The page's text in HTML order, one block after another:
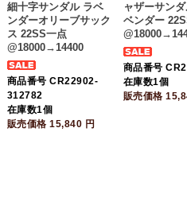
細十字サンダル ラベ
ンダーオリーブサック
ス 22SS一点
@18000→14400
商品番号 CR22902-
312782
在庫数1個
販売価格15,840 円
ャザーサン
ベンダー
商品番号
在庫数1個
販売価格